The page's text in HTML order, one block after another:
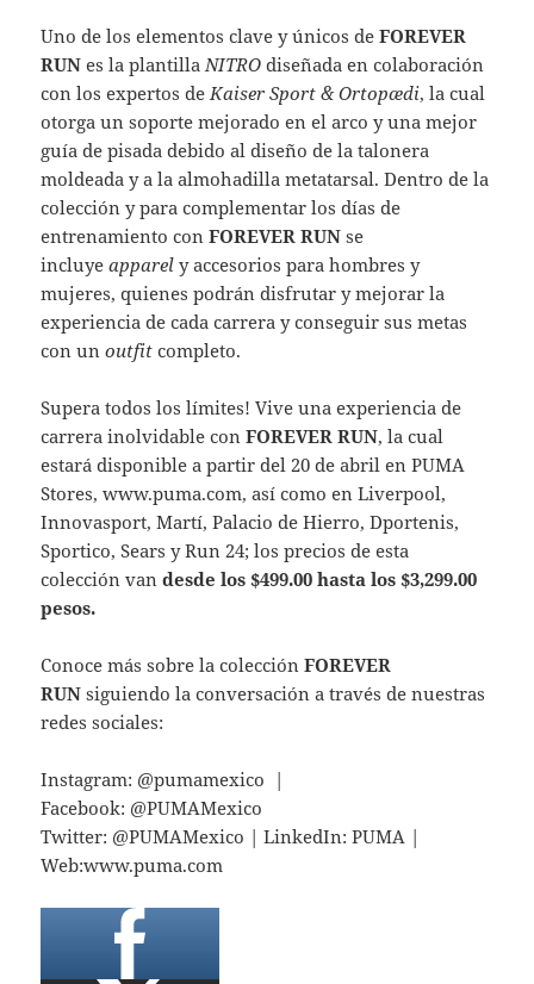
Uno de los elementos clave y únicos deFOREVER
RUN es la plantilla NITRO diseñada en colaboración
con los expertos de Kaiser Sport & Ortopædi, la cual
otorga un soporte mejorado en el arco y una mejor
guía de pisada debido al diseño de la talonera
moldeada y a la almohadilla metatarsal. Dentro de la
colección y para complementar los días de
entrenamiento conFOREVER RUN se
incluyeapparel y accesorios para hombres y
mujeres, quienes podrán disfrutar y mejorar la
experiencia de cada carrera y conseguir sus metas
con unoutfit completo.
Supera todos los límites! Vive una experiencia de
carrera inolvidable conFOREVER RUN, la cual
estará disponible a partir del 20 de abril en PUMA
Stores, www.puma.com, así como en Liverpool,
Innovasport, Martí, Palacio de Hierro, Dportenis,
Sportico, Sears y Run 24; los precios de esta
colección vandesde los $499.00 hasta los $3,299.00
pesos.
Conoce más sobre la colecciónFOREVER
RUN siguiendo la conversación a través de nuestras
redes sociales:
Instagram: @pumamexico |
Facebook: @PUMAMexico
Twitter: @PUMAMexico | LinkedIn: PUMA |
Web:www.puma.com